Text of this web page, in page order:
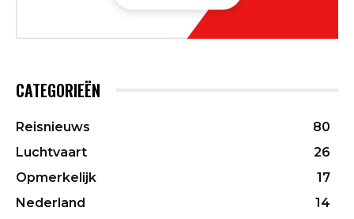
CATEGORIEËN
Reisnieuws
80
Luchtvaart
26
Opmerkelijk
17
Nederland
14